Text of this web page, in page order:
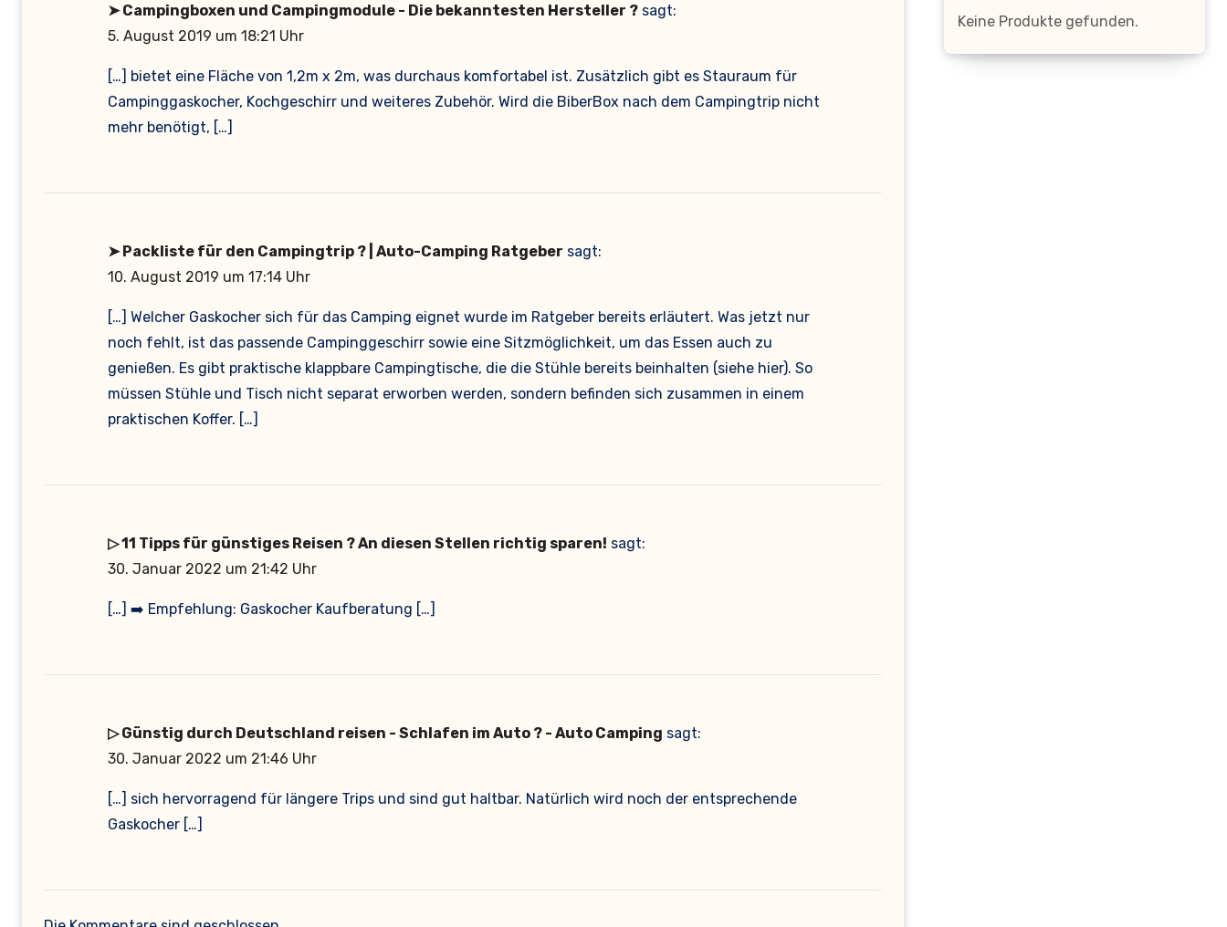
➤ Campingboxen und Campingmodule - Die bekanntesten Hersteller ? sagt:
5. August 2019 um 18:21 Uhr
[…] bietet eine Fläche von 1,2m x 2m, was durchaus komfortabel ist. Zusätzlich gibt es Stauraum für
Campinggaskocher, Kochgeschirr und weiteres Zubehör. Wird die BiberBox nach dem Campingtrip nicht
mehr benötigt, […]
➤ Packliste für den Campingtrip ? | Auto-Camping Ratgeber sagt:
10. August 2019 um 17:14 Uhr
[…] Welcher Gaskocher sich für das Camping eignet wurde im Ratgeber bereits erläutert. Was jetzt nur
noch fehlt, ist das passende Campinggeschirr sowie eine Sitzmöglichkeit, um das Essen auch zu
genießen. Es gibt praktische klappbare Campingtische, die die Stühle bereits beinhalten (siehe hier). So
müssen Stühle und Tisch nicht separat erworben werden, sondern befinden sich zusammen in einem
praktischen Koffer. […]
▷ 11 Tipps für günstiges Reisen ? An diesen Stellen richtig sparen! sagt:
30. Januar 2022 um 21:42 Uhr
[…] ➡️ Empfehlung: Gaskocher Kaufberatung […]
▷ Günstig durch Deutschland reisen - Schlafen im Auto ? - Auto Camping sagt:
30. Januar 2022 um 21:46 Uhr
[…] sich hervorragend für längere Trips und sind gut haltbar. Natürlich wird noch der entsprechende
Gaskocher […]
Keine Produkte gefunden.